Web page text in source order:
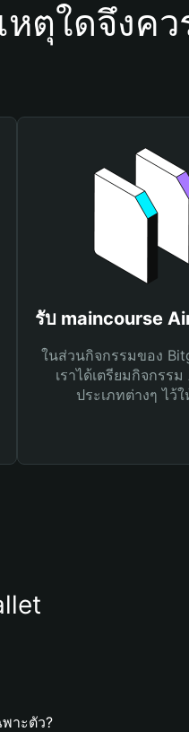
เหตุใดจึงค
รับ maincourse
ในส่วนกิจกรรมของ
เราได้เตรียมกิจกรร
ประเภทต่างๆ ไว้
าะตัว?